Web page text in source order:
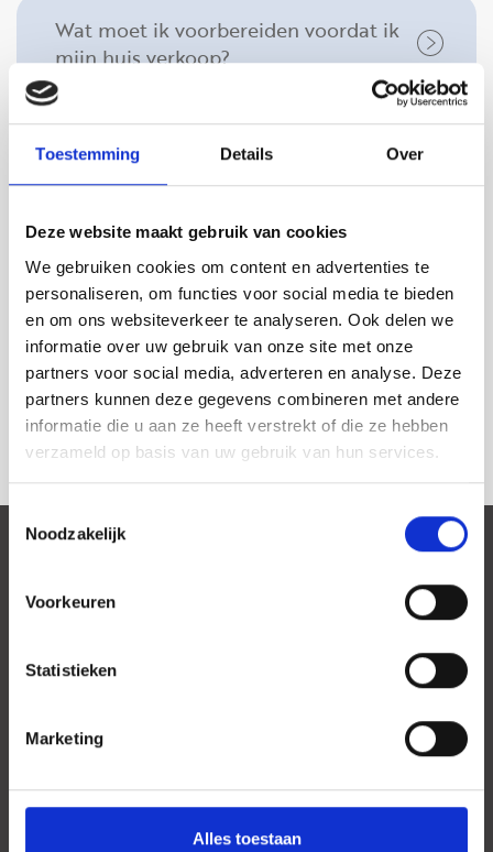
Toestemming Details Over
Deze website maakt gebruik van cookies
We gebruiken cookies om content en advertenties te
personaliseren, om functies voor social media te bieden
en om ons websiteverkeer te analyseren. Ook delen we
informatie over uw gebruik van onze site met onze
partners voor social media, adverteren en analyse. Deze
partners kunnen deze gegevens combineren met andere
informatie die u aan ze heeft verstrekt of die ze hebben
verzameld op basis van uw gebruik van hun services.
Toestemmingsselectie
Noodzakelijk
Voorkeuren
Statistieken
Marketing
Alles toestaan
Wat moet ik voorbereiden voordat ik
mijn huis verkoop?
Hoe lang duurt het gemiddeld om een
huis te verkopen?
Wat is het verschil tussen vraagprijs,
biedprijs en verkoopprijs?
Wat is het beste moment om mijn huis
te verkopen?
Zuid Holland. We onderscheiden ons door onze uitgebreide
ervaring met een internationale doelgroep en echte aandacht
DEN HAAG
+31 (0) 70 346 2131